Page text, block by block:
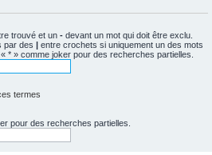
trouvé et un - devant un mot qui doit être exclu.
par des | entre crochets si uniquement un des mots
* » comme joker pour des recherches partielles.
termes
pour des recherches partielles.